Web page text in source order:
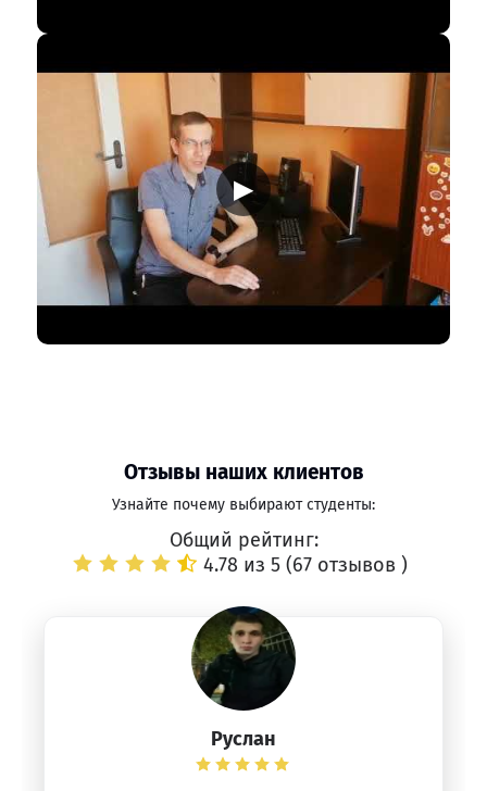
▶
Отзывы наших клиентов
Узнайте почему выбирают студенты:
Общий рейтинг:
4.78 из 5 (67 отзывов )
Руслан